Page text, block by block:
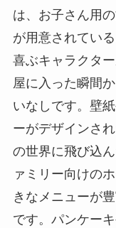
は、お子さん用
が用意されてい
喜ぶキャラクタ
屋に入った瞬間
いなしです。壁
ーがデザインさ
の世界に飛び込
ァミリー向けの
きなメニューが
です。パンケー